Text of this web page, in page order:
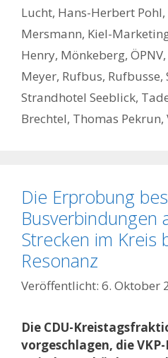
Lucht, Hans-Herbert Pohl,
Mersmann, Kiel-
Henry, Mönkeberg, ÖPNV,
Meyer, Rufbus, Rufbusse,
Strandhotel Seeblick,
Brechtel, Thomas Pekrun,
Die Erprobung
Busverbindungen
Strecken im Kreis
Resonanz
6. Oktober
Die CDU-
vorgeschlagen, die